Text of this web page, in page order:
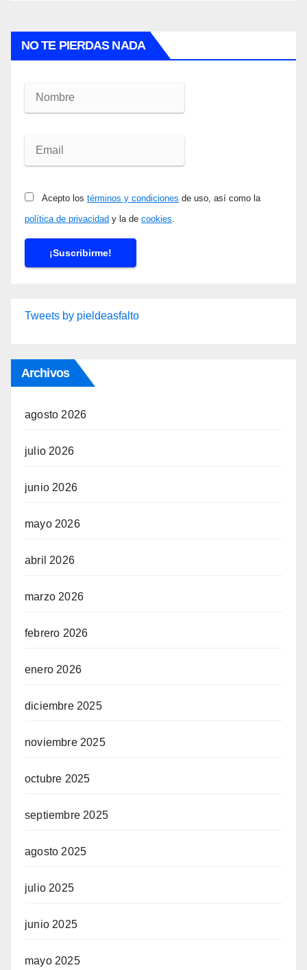
NO TE PIERDAS NADA
Acepto los términos y condiciones de uso, así como la
política de privacidad y la de cookies.
Tweets by pieldeasfalto
Archivos
agosto 2026
julio 2026
junio 2026
mayo 2026
abril 2026
marzo 2026
febrero 2026
enero 2026
diciembre 2025
noviembre 2025
octubre 2025
septiembre 2025
agosto 2025
julio 2025
junio 2025
mayo 2025